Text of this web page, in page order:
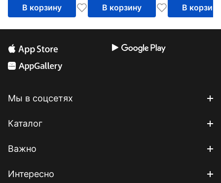
В корзину В корзину В корзину
Мы в соцсетях
Каталог
Важно
Интересно